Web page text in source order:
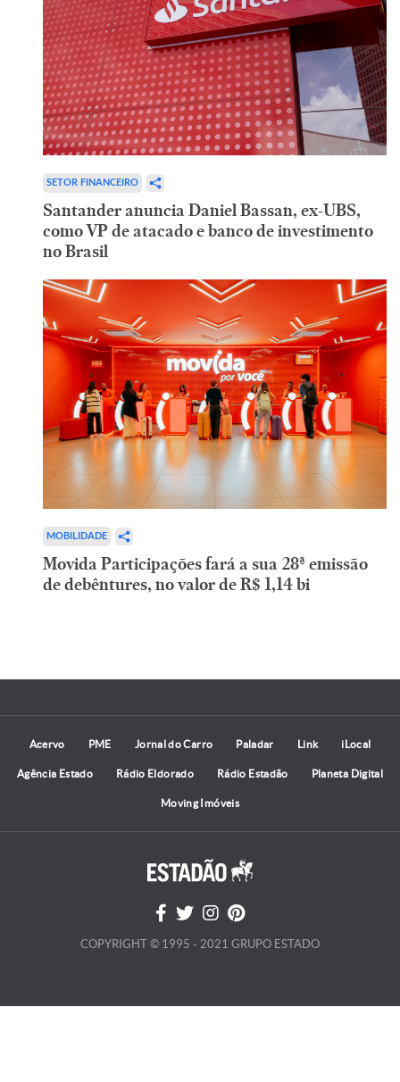
SETOR FINANCEIRO
Santander anuncia Daniel Bassan, ex-UBS,
como VP de atacado e banco de investimento
no Brasil
MOBILIDADE
Movida Participações fará a sua 28ª emissão
de debêntures, no valor de R$ 1,14 bi
Acervo PME Jornal do Carro Paladar Link iLocal
Agência Estado Rádio Eldorado Rádio Estadão Planeta Digital
Moving Imóveis
COPYRIGHT © 1995 - 2021 GRUPO ESTADO